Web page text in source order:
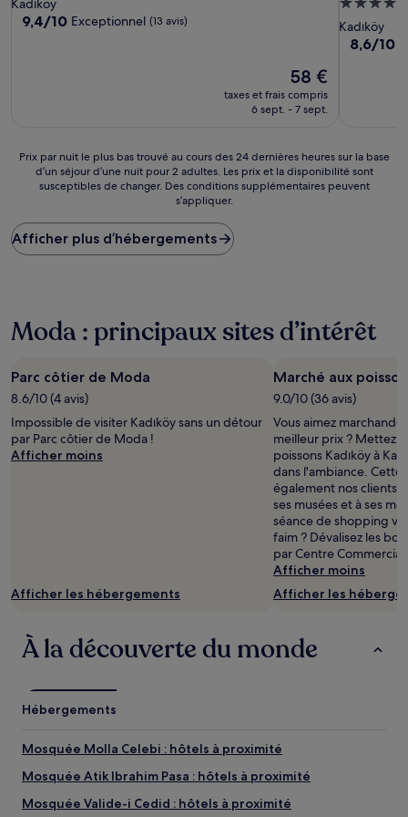
9.4
9,4/10 Exceptionnel (13 avis)
Le
nouveau
prix
58 €
58 €
taxes et frais compris
6 sept. - 7 sept.
5.0 étoiles
Kadıköy
8.6
8,6/10
Prix
plus
bas
trouvé
24 dernières
heures
la
base
d’un
séjour
d’une
nuit
susceptibles
changer.
Des
s’appliquer.
Prix par nuit le plus bas trouvé au cours des 24 dernières heures sur la base
d’un séjour d’une nuit pour 2 adultes. Les prix et la disponibilité sont
susceptibles de changer. Des conditions supplémentaires peuvent
s’appliquer.
Afficher plus d’hébergements
Moda : principaux sites d’intérêt
Parc côtier de Moda
8.6/10 (4 avis)
Impossible de visiter Kadıköy sans un détour
par Parc côtier de Moda !
Afficher moins
Afficher les hébergements
Marché aux
9.0/10 (36 avis)
Vous aimez
meilleur prix ? Mettez
poissons Kadıköy à
dans l'ambiance. Cette
également nos clients
ses musées et à ses
séance de shopping
faim ? Dévalisez les
par Centre
Afficher moins
Afficher les
À la découverte du monde
Hébergements
Mosquée Molla Celebi : hôtels à proximité
Mosquée Atik Ibrahim Pasa : hôtels à proximité
Mosquée Valide-i Cedid : hôtels à proximité